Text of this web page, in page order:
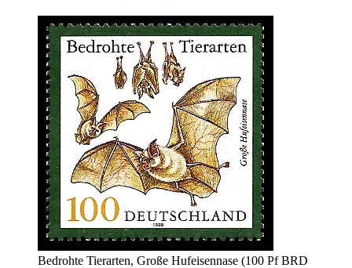
Bedrohte Tierarten, Große Hufeisennase (100 Pf BRD